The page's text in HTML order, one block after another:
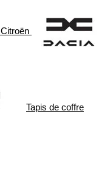
Citroën
Tapis de coffre